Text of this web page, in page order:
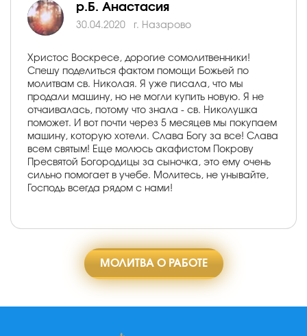
р.Б. Анастасия
30.04.2020 г. Назарово
Христос Воскресе, дорогие сомолитвенники!
Спешу поделиться фактом помощи Божьей по
молитвам св. Николая. Я уже писала, что мы
продали машину, но не могли купить новую. Я не
отчаивалась, потому что знала - св. Николушка
поможет. И вот почти через 5 месяцев мы покупаем
машину, которую хотели. Слава Богу за все! Слава
всем святым! Еще молюсь акафистом Покрову
Пресвятой Богородицы за сыночка, это ему очень
сильно помогает в учебе. Молитесь, не унывайте,
Господь всегда рядом с нами!
МОЛИТВА О РАБОТЕ